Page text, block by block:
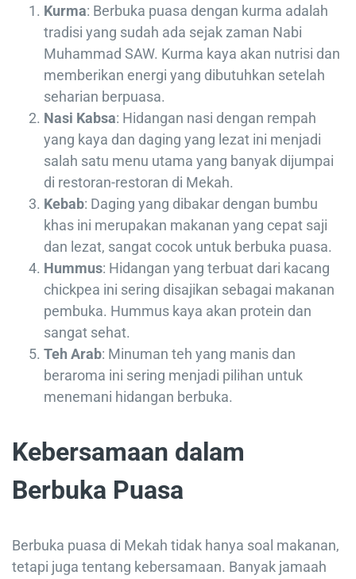
Kurma: Berbuka puasa dengan kurma adalah
tradisi yang sudah ada sejak zaman Nabi
Muhammad SAW. Kurma kaya akan nutrisi dan
memberikan energi yang dibutuhkan setelah
seharian berpuasa.
Nasi Kabsa: Hidangan nasi dengan rempah
yang kaya dan daging yang lezat ini menjadi
salah satu menu utama yang banyak dijumpai
di restoran-restoran di Mekah.
Kebab: Daging yang dibakar dengan bumbu
khas ini merupakan makanan yang cepat saji
dan lezat, sangat cocok untuk berbuka puasa.
Hummus: Hidangan yang terbuat dari kacang
chickpea ini sering disajikan sebagai makanan
pembuka. Hummus kaya akan protein dan
sangat sehat.
Teh Arab: Minuman teh yang manis dan
beraroma ini sering menjadi pilihan untuk
menemani hidangan berbuka.
Kebersamaan dalam
Berbuka Puasa
Berbuka puasa di Mekah tidak hanya soal makanan,
tetapi juga tentang kebersamaan. Banyak jamaah